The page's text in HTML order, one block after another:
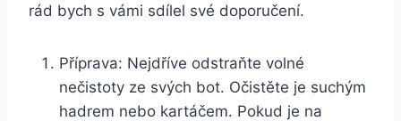
rád bych s vámi‌ sdílel ‍své doporučení.
Příprava:​ Nejdříve odstraňte volné
nečistoty ze svých bot. Očistěte ⁤je suchým
⁢hadrem nebo kartáčem. ​Pokud je na